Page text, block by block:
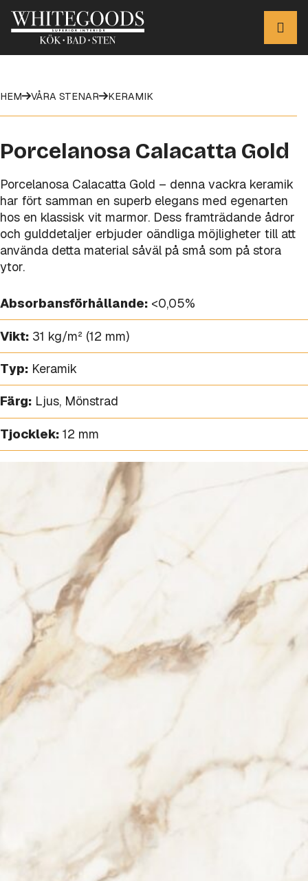
HEM VÅRA STENAR KERAMIK
Porcelanosa Calacatta Gold
Porcelanosa Calacatta Gold – denna vackra keramik
har fört samman en superb elegans med egenarten
hos en klassisk vit marmor. Dess framträdande ådror
och gulddetaljer erbjuder oändliga möjligheter till att
använda detta material såväl på små som på stora
ytor.
Absorbansförhållande: <0,05%
Vikt: 31 kg/m² (12 mm)
Typ: Keramik
Färg: Ljus, Mönstrad
Tjocklek: 12 mm